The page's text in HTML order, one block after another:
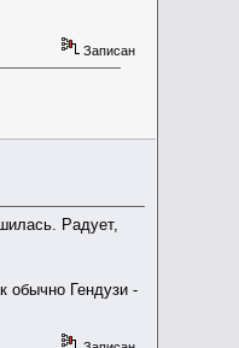
Записан
Радует,
обычно Гендузи -